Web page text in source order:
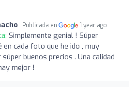
Publicada en 1 year ago
Simplemente genial ! Súper
en cada foto que he ido , muy
buenos precios . Una calidad
mejor !